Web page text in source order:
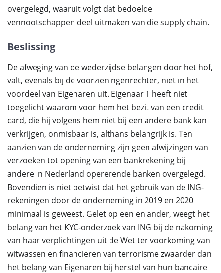
overgelegd, waaruit volgt dat bedoelde
vennootschappen deel uitmaken van die supply chain.
Beslissing
De afweging van de wederzijdse belangen door het hof,
valt, evenals bij de voorzieningenrechter, niet in het
voordeel van Eigenaren uit. Eigenaar 1 heeft niet
toegelicht waarom voor hem het bezit van een credit
card, die hij volgens hem niet bij een andere bank kan
verkrijgen, onmisbaar is, althans belangrijk is. Ten
aanzien van de onderneming zijn geen afwijzingen van
verzoeken tot opening van een bankrekening bij
andere in Nederland opererende banken overgelegd.
Bovendien is niet betwist dat het gebruik van de ING-
rekeningen door de onderneming in 2019 en 2020
minimaal is geweest. Gelet op een en ander, weegt het
belang van het KYC-onderzoek van ING bij de nakoming
van haar verplichtingen uit de Wet ter voorkoming van
witwassen en financieren van terrorisme zwaarder dan
het belang van Eigenaren bij herstel van hun bancaire